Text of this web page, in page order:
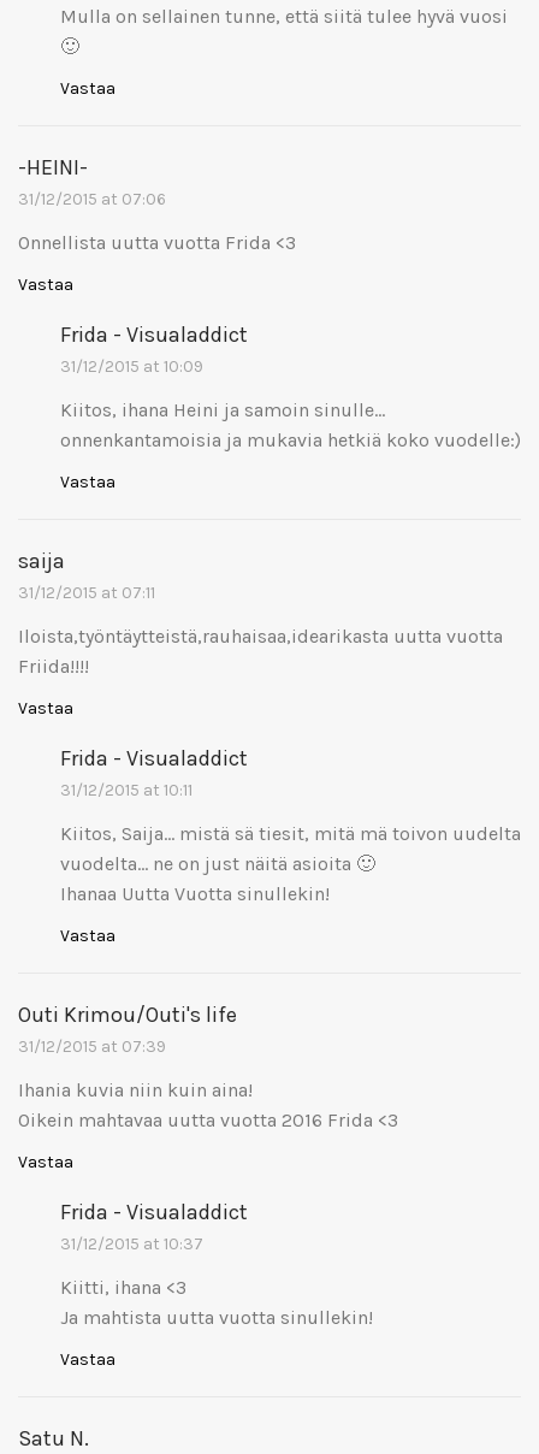
Mulla on sellainen tunne, että siitä tulee hyvä vuosi
🙂
Vastaa
-HEINI-
31/12/2015 at 07:06
Onnellista uutta vuotta Frida <3
Vastaa
Frida - Visualaddict
31/12/2015 at 10:09
Kiitos, ihana Heini ja samoin sinulle…
onnenkantamoisia ja mukavia hetkiä koko vuodelle:)
Vastaa
saija
31/12/2015 at 07:11
Iloista,työntäytteistä,rauhaisaa,idearikasta uutta vuotta
Friida!!!!
Vastaa
Frida - Visualaddict
31/12/2015 at 10:11
Kiitos, Saija… mistä sä tiesit, mitä mä toivon uudelta
vuodelta… ne on just näitä asioita 🙂
Ihanaa Uutta Vuotta sinullekin!
Vastaa
Outi Krimou/Outi's life
31/12/2015 at 07:39
Ihania kuvia niin kuin aina!
Oikein mahtavaa uutta vuotta 2016 Frida <3
Vastaa
Frida - Visualaddict
31/12/2015 at 10:37
Kiitti, ihana <3
Ja mahtista uutta vuotta sinullekin!
Vastaa
Satu N.